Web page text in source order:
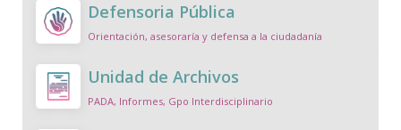
Defensoria Pública
Orientación, asesoraría y defensa a la ciudadanía
Unidad de Archivos
PADA, Informes, Gpo Interdisciplinario